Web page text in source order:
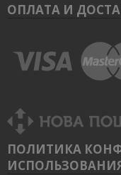
ОПЛАТА И
ПОЛИТИКА